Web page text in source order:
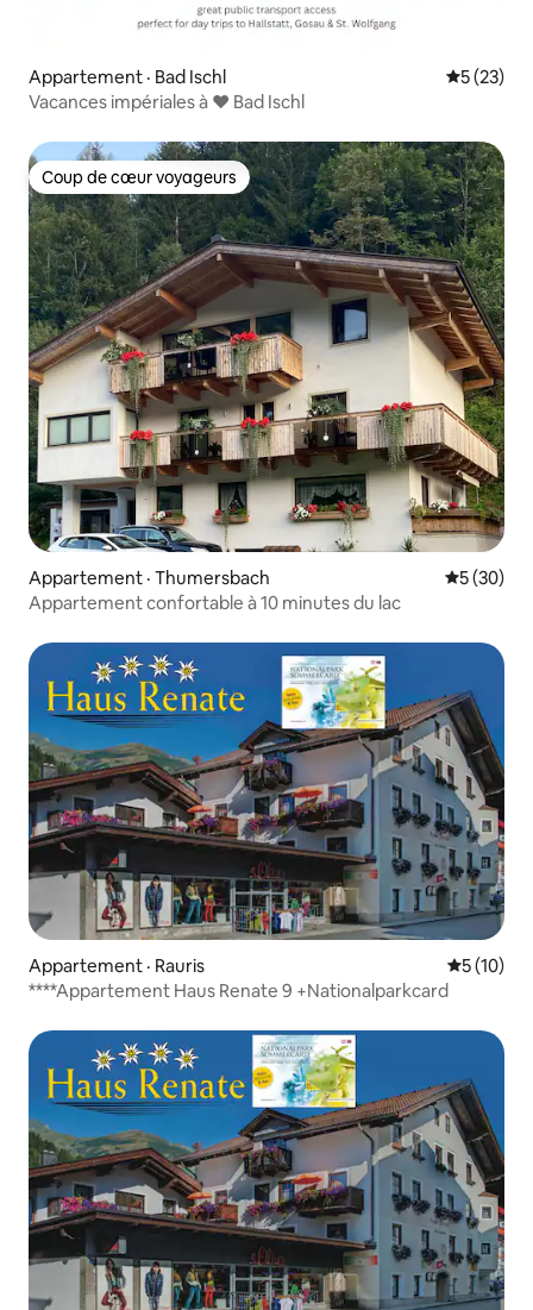
Appartement · Bad Ischl Note
5 (23)
Vacances impériales à ♥ Bad Ischl
Coup de cœur voyageurs
Coup de cœur voyageurs
Appartement · Thumersbach Note
5 (30)
Appartement confortable à 10 minutes du lac
Appartement · Rauris Note
5 (10)
****Appartement Haus Renate 9 +Nationalparkcard